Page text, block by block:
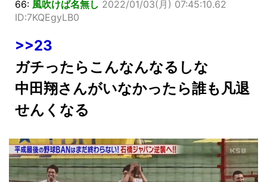
66: 風吹けば名無し 2022/01/03(月) 07:45:10.62
ID:7KQEgyLB0
>>23
ガチったらこんなんなるしな
中田翔さんがいなかったら誰も凡退
せんくなる